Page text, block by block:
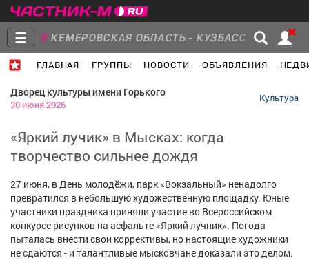
☰ КЕМЕРОВСКАЯ ОБЛАСТЬ - КУЗБАСС
ГЛАВНАЯ ГРУППЫ НОВОСТИ ОБЪЯВЛЕНИЯ
Объявления Недвижимость
Работа Транспорт Компании
Дворец культуры имени Горького
30 июня 2026
Культура
«Яркий лучик» в Мысках: когда
творчество сильнее дождя
27 июня, в День молодёжи, парк «Вокзальный» ненадолго
превратился в небольшую художественную площадку. Юные
участники праздника приняли участие во Всероссийском
конкурсе рисунков на асфальте «Яркий лучник». Погода
пыталась внести свои коррективы, но настоящие художники
не сдаются - и талантливые мысковчане доказали это делом.